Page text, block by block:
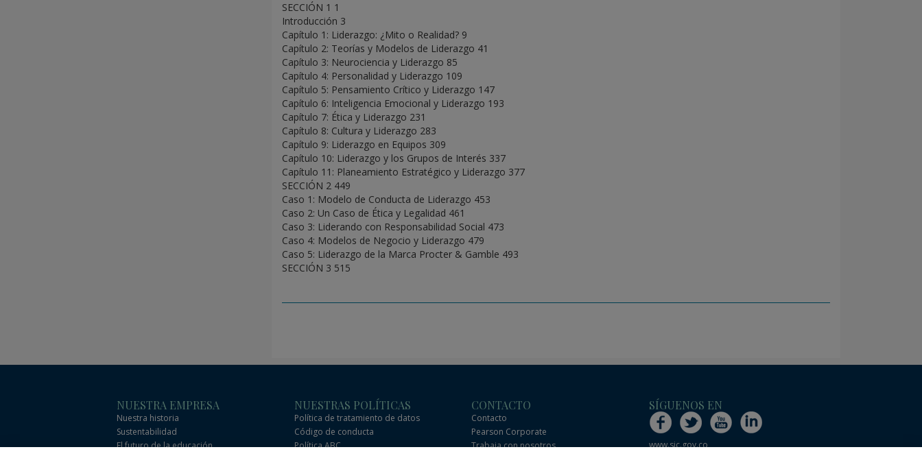
SECCIÓN 1 1
Introducción 3
Capítulo 1: Liderazgo: ¿Mito o Realidad? 9
Capítulo 2: Teorías y Modelos de Liderazgo 41
Capítulo 3: Neurociencia y Liderazgo 85
Capítulo 4: Personalidad y Liderazgo 109
Capítulo 5: Pensamiento Crítico y Liderazgo 147
Capítulo 6: Inteligencia Emocional y Liderazgo 193
Capítulo 7: Ética y Liderazgo 231
Capítulo 8: Cultura y Liderazgo 283
Capítulo 9: Liderazgo en Equipos 309
Capítulo 10: Liderazgo y los Grupos de Interés 337
Capítulo 11: Planeamiento Estratégico y Liderazgo 377
SECCIÓN 2 449
Caso 1: Modelo de Conducta de Liderazgo 453
Caso 2: Un Caso de Ética y Legalidad 461
Caso 3: Liderando con Responsabilidad Social 473
Caso 4: Modelos de Negocio y Liderazgo 479
Caso 5: Liderazgo de la Marca Procter & Gamble 493
SECCIÓN 3 515
NUESTRA EMPRESA
Nuestra historia
Sustentabilidad
El futuro de la educación
NUESTRAS POLÍTICAS
Política de tratamiento de datos
Código de conducta
Política ABC
CONTACTO
Contacto
Pearson Corporate
Trabaja con nosotros
SÍGUENOS EN
www.sic.gov.co